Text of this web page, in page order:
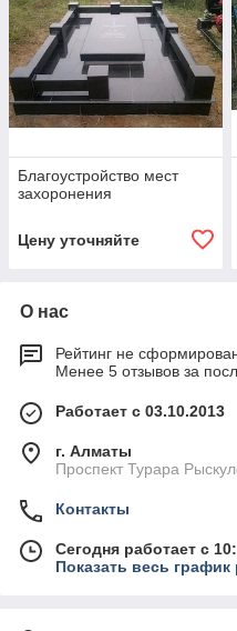
Благоустройство мест
захоронения
Цену уточняйте
О нас
Рейтинг не
Менее 5 отзывов за
Работает с 03.10.2013
г. Алматы
Проспект Турара
Контакты
Сегодня работает с
Показать весь